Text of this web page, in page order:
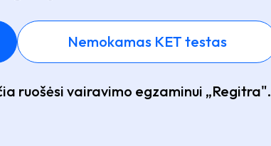
Nemokamas KET testas
ruošėsi vairavimo egzaminui „Regitra".